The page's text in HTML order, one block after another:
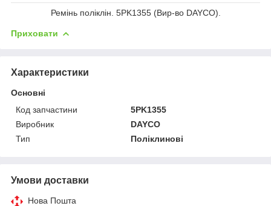
Ремінь поліклін. 5PK1355 (Вир-во DAYCO).
Приховати
Характеристики
Основні
Код запчастини
5PK1355
Виробник
DAYCO
Тип
Поліклинові
Умови доставки
Нова Пошта